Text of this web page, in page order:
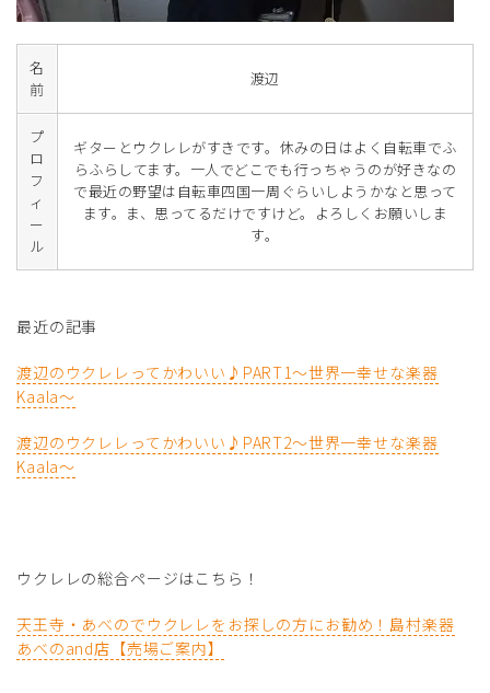
名
前
渡辺
プ
ロ
フ
ィ
ー
ル
ギターとウクレレがすきです。休みの日はよく自転車でふ
らふらしてます。一人でどこでも行っちゃうのが好きなの
で最近の野望は自転車四国一周ぐらいしようかなと思って
ます。ま、思ってるだけですけど。よろしくお願いしま
す。
最近の記事
渡辺のウクレレってかわいい♪PART1～世界一幸せな楽器
Kaala～
渡辺のウクレレってかわいい♪PART2～世界一幸せな楽器
Kaala～
ウクレレの総合ページはこちら！
天王寺・あべのでウクレレをお探しの方にお勧め！島村楽器
あべのand店【売場ご案内】